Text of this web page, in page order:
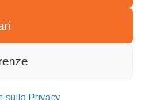
sulla Privacy
Ticino